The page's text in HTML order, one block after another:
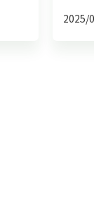
2025/